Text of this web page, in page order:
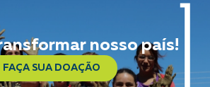
nosso país!
FAÇA SUA DOAÇÃO